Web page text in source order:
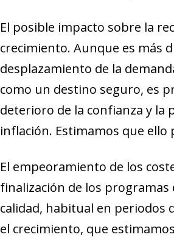
El posible impacto sobre la
crecimiento. Aunque es más
desplazamiento de la
como un destino seguro, es
deterioro de la confianza y la
inflación. Estimamos que ello
El empeoramiento de los
finalización de los programas
calidad, habitual en
el crecimiento, que